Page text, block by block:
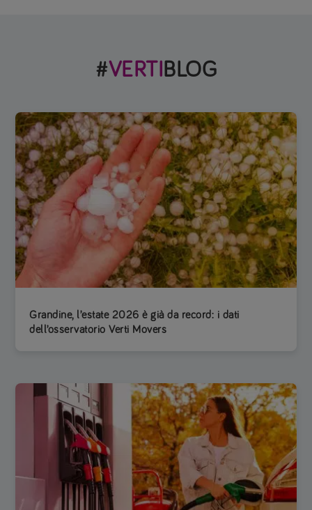
#VERTIBLOG
Grandine, l’estate 2026 è già da record: i dati
dell’osservatorio Verti Movers